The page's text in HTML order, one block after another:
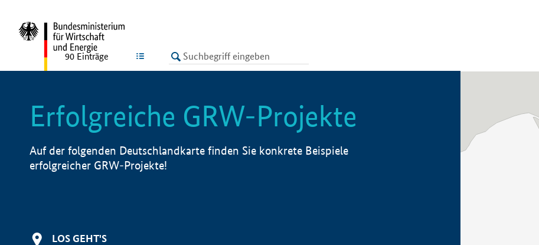
LISTE
90 Einträge
Erfolgreiche GRW-Projekte
Auf der folgenden Deutschlandkarte finden Sie konkrete Beispiele
erfolgreicher GRW-Projekte!
LOS GEHT'S